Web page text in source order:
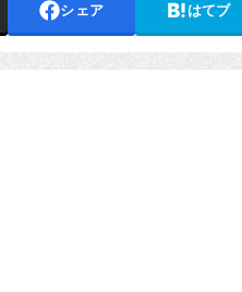
シェア はてブ